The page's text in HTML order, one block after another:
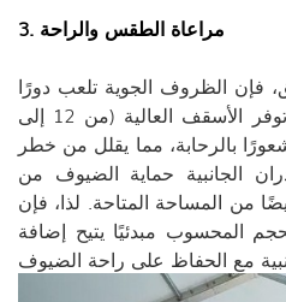
3. مراعاة الطقس والراحة
فإن الظروف الجوية تلعب دورًا
هامًا في تحديد حجم الخيمة. توفر الأسقف العالية (من 12 إلى
بالرحابة، مما يقلل من خطر
الجانبية حماية الضيوف من
من المساحة المتاحة. لذا، فإن
المحسوب مبدئيًا يتيح إضافة